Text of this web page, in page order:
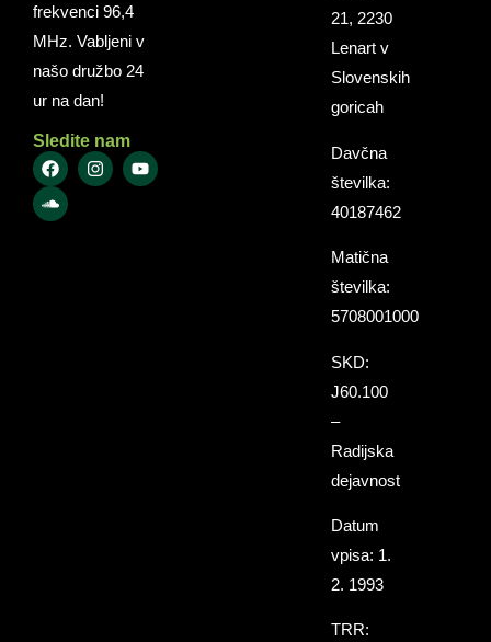
frekvenci 96,4
MHz. Vabljeni v
našo družbo 24
ur na dan!
Sledite nam
21, 2230
Lenart v
Slovenskih
goricah
Davčna
številka:
40187462
Matična
številka:
5708001000
SKD:
J60.100
–
Radijska
dejavnost
Datum
vpisa: 1.
2. 1993
TRR: